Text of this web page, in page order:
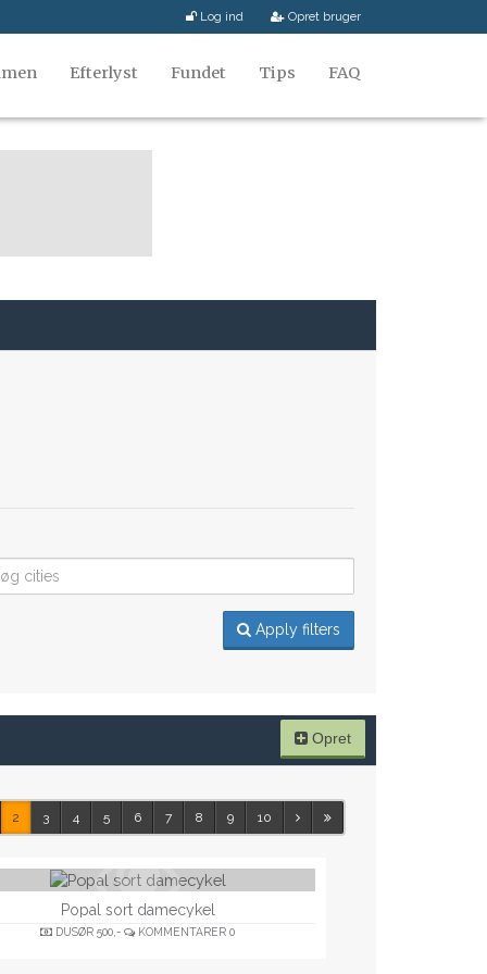
Log ind Opret bruger
Efterlyst Fundet Tips FAQ
Apply filters
Opret
2 3 4 5 6 7 8 9 10
Popal sort damecykel
DUSØR500,- KOMMENTARER0